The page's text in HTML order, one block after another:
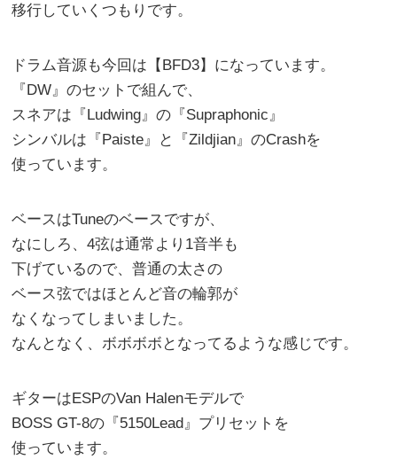
移行していくつもりです。
ドラム音源も今回は【BFD3】になっています。
『DW』のセットで組んで、
スネアは『Ludwing』の『Supraphonic』
シンバルは『Paiste』と『Zildjian』のCrashを
使っています。
ベースはTuneのベースですが、
なにしろ、4弦は通常より1音半も
下げているので、普通の太さの
ベース弦ではほとんど音の輪郭が
なくなってしまいました。
なんとなく、ボボボボとなってるような感じです。
ギターはESPのVan Halenモデルで
BOSS GT-8の『5150Lead』プリセットを
使っています。